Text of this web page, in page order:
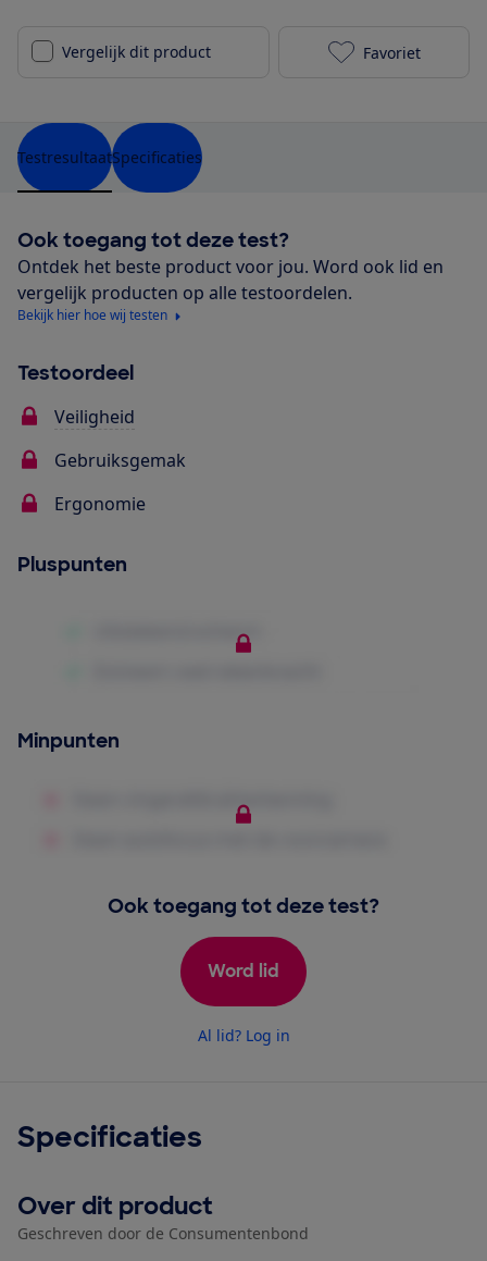
Vergelijk dit product Chicco
Favoriet
TestresultaatSpecificaties
Ook toegang tot deze test?
Ontdek het beste product voor jou. Word ook lid en
vergelijk producten op alle testoordelen.
Bekijk hier hoe wij testen
Testoordeel
Veiligheid
Gebruiksgemak
Ergonomie
Pluspunten
Minpunten
Ook toegang tot deze test?
Word lid
Al lid? Log in
Specificaties
Over dit product
Geschreven door de Consumentenbond